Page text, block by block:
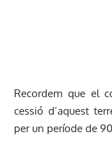
Recordem que el
cessió d’aquest
per un període de